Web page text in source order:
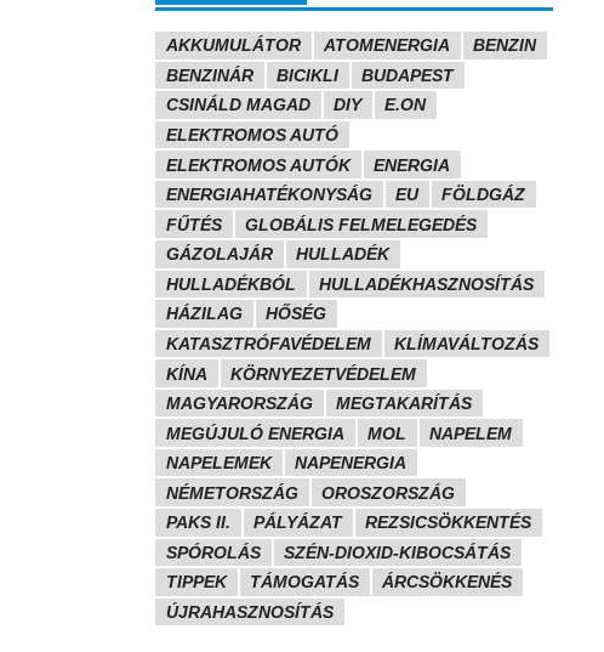
AKKUMULÁTOR ATOMENERGIA
BENZIN
BENZINÁR
BICIKLI
BUDAPEST
CSINÁLD MAGAD
DIY
E.ON
ELEKTROMOS AUTÓ
ELEKTROMOS AUTÓK
ENERGIA
ENERGIAHATÉKONYSÁG
EU
FÖLDGÁZ
FŰTÉS
GLOBÁLIS FELMELEGEDÉS
GÁZOLAJÁR
HULLADÉK
HULLADÉKBÓL
HULLADÉKHASZNOSÍTÁS
HÁZILAG
HŐSÉG
KATASZTRÓFAVÉDELEM
KLÍMAVÁLTOZÁS
KÍNA
KÖRNYEZETVÉDELEM
MAGYARORSZÁG
MEGTAKARÍTÁS
MEGÚJULÓ ENERGIA
MOL
NAPELEM
NAPELEMEK
NAPENERGIA
NÉMETORSZÁG
OROSZORSZÁG
PAKS II.
PÁLYÁZAT
REZSICSÖKKENTÉS
SPÓROLÁS
SZÉN-DIOXID-KIBOCSÁTÁS
TIPPEK
TÁMOGATÁS
ÁRCSÖKKENÉS
ÚJRAHASZNOSÍTÁS